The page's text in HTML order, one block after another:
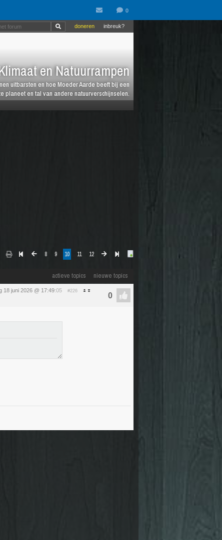
en Natuurrampen
uitbarsten en hoe Moeder Aarde beeft bij een
planeet en tal van andere natuurverschijnselen.
inbreuk?
doneren
8 9 10 11 12
actieve topics nieuwe topics
18 juni 2026 @ 17:49:05 #226